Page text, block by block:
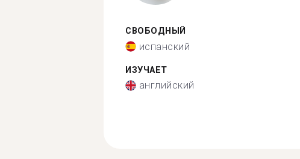
СВОБОДНЫЙ
испанский
ИЗУЧАЕТ
английский